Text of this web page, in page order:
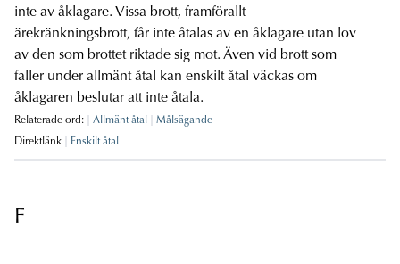
inte av åklagare. Vissa brott, framförallt
ärekränkningsbrott, får inte åtalas av en åklagare utan lov
av den som brottet riktade sig mot. Även vid brott som
faller under allmänt åtal kan enskilt åtal väckas om
åklagaren beslutar att inte åtala.
Relaterade ord: Allmänt åtal
Målsägande
Direktlänk
Enskilt åtal
F